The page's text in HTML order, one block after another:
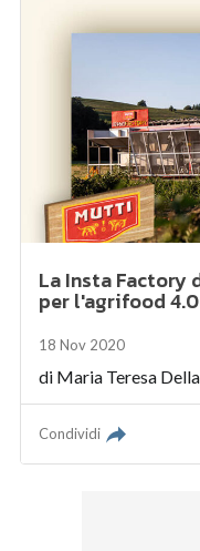
La Insta Factory
per l'agrifood 4.0
18 Nov 2020
di Maria Teresa
Condividi